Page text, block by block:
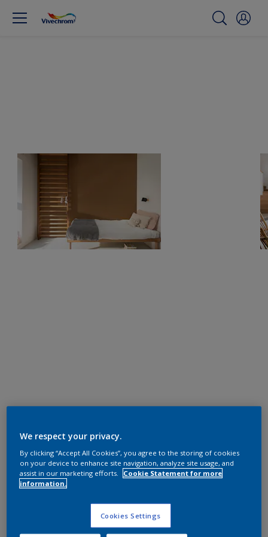
We respect your privacy.
By clicking “Accept All Cookies”, you agree to the storing of cookies
on your device to enhance site navigation, analyze site usage, and
assist in our marketing efforts.
Cookie Statement for more
information.
Cookies Settings